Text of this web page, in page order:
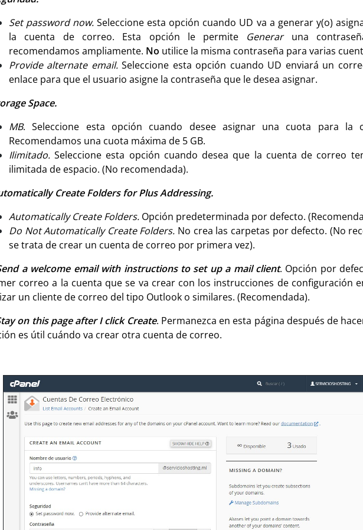
Set password now.Seleccione esta opción cuando UD va a generar y(o)
la cuenta de correo. Esta opción le permite Generaruna
recomendamos ampliamente. No utilice la misma contraseña para varias
Provide alternate email.Seleccione esta opción cuando UD enviará un
enlace para que el usuario asigne la contraseña que le desea asignar.
Space.
MB. Seleccione esta opción cuando desee asignar una cuota para la
Recomendamos una cuota máxima de 5 GB.
Ilimitado. Seleccione esta opción cuando desea que la cuenta de correo
ilimitada de espacio. (No recomendada).
Create Folders for Plus Addressing.
Automatically Create Folders. Opción predeterminada por defecto.
Do Not Automatically Create Folders. No crea las carpetas por defecto. (No
se trata de crear un cuenta de correo por primera vez).
a welcome email with instructions to set up a mail client. Opción por
correo a la cuenta que se va crear con los instrucciones de configuración
un cliente de correo del tipo Outlook o similares. (Recomendada).
on this page after I click Create. Permanezca en esta página después de
es útil cuándo va crear otra cuenta de correo.